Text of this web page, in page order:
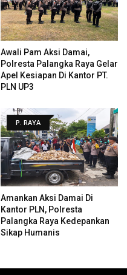
Awali Pam Aksi Damai,
Polresta Palangka Raya Gelar
Apel Kesiapan Di Kantor PT.
PLN UP3
P. RAYA
Amankan Aksi Damai Di
Kantor PLN, Polresta
Palangka Raya Kedepankan
Sikap Humanis